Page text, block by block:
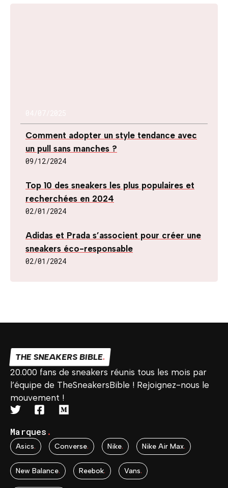
Comment adopter un style tendance avec
un pull sans manches ?
09/12/2024
Top 10 des sneakers les plus populaires et
recherchées en 2024
02/01/2024
Adidas et Prada s’associent pour créer une
sneakers éco-responsable
02/01/2024
THE SNEAKERS BIBLE.
20.000 fans de sneakers réunis tous les mois par
l’équipe de TheSneakersBible ! Rejoignez-nous le
mouvement !
Marques .
Asics. Converse. Nike. Nike Air Max.
New Balance. Reebok. Vans.